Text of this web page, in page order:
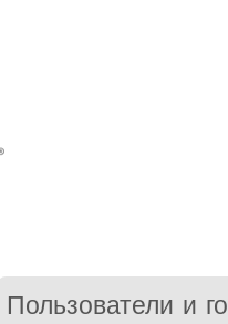
Пользователи и